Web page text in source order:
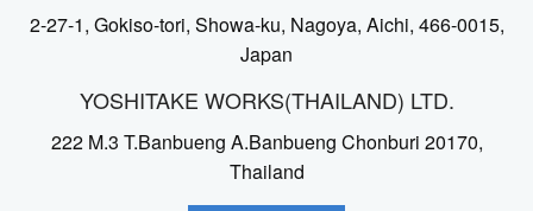
2-27-1, Gokiso-tori, Showa-ku, Nagoya, Aichi, 466-0015,
Japan
YOSHITAKE WORKS(THAILAND) LTD.
222 M.3 T.Banbueng A.Banbueng Chonburi 20170,
Thailand